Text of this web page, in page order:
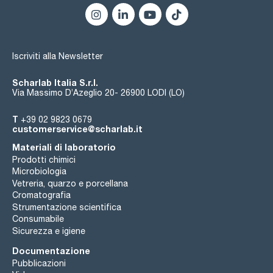
Iscriviti alla Newsletter
Scharlab Italia S.r.l.
Via Massimo D’Azeglio 20- 26900 LODI (LO)
T +39 02 9823 0679
customerservice@scharlab.it
Materiali di laboratorio
Prodotti chimici
Microbiologia
Vetreria, quarzo e porcellana
Cromatografia
Strumentazione scientifica
Consumabile
Sicurezza e igiene
Documentazione
Pubblicazioni